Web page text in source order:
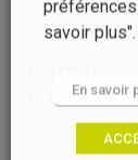
Article, thèse,
Faire face
crises du
26 févr.
savoir plus".
En savoir